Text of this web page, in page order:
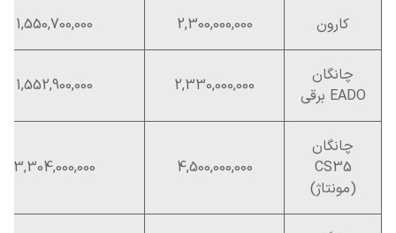
کارون 2,300,000,000
1,550,700,000
چانگان
EADO برقی
2,330,000,000
1,552,900,000
چانگان
CS35
(مونتاژ)
4,500,000,000
3,304,000,000